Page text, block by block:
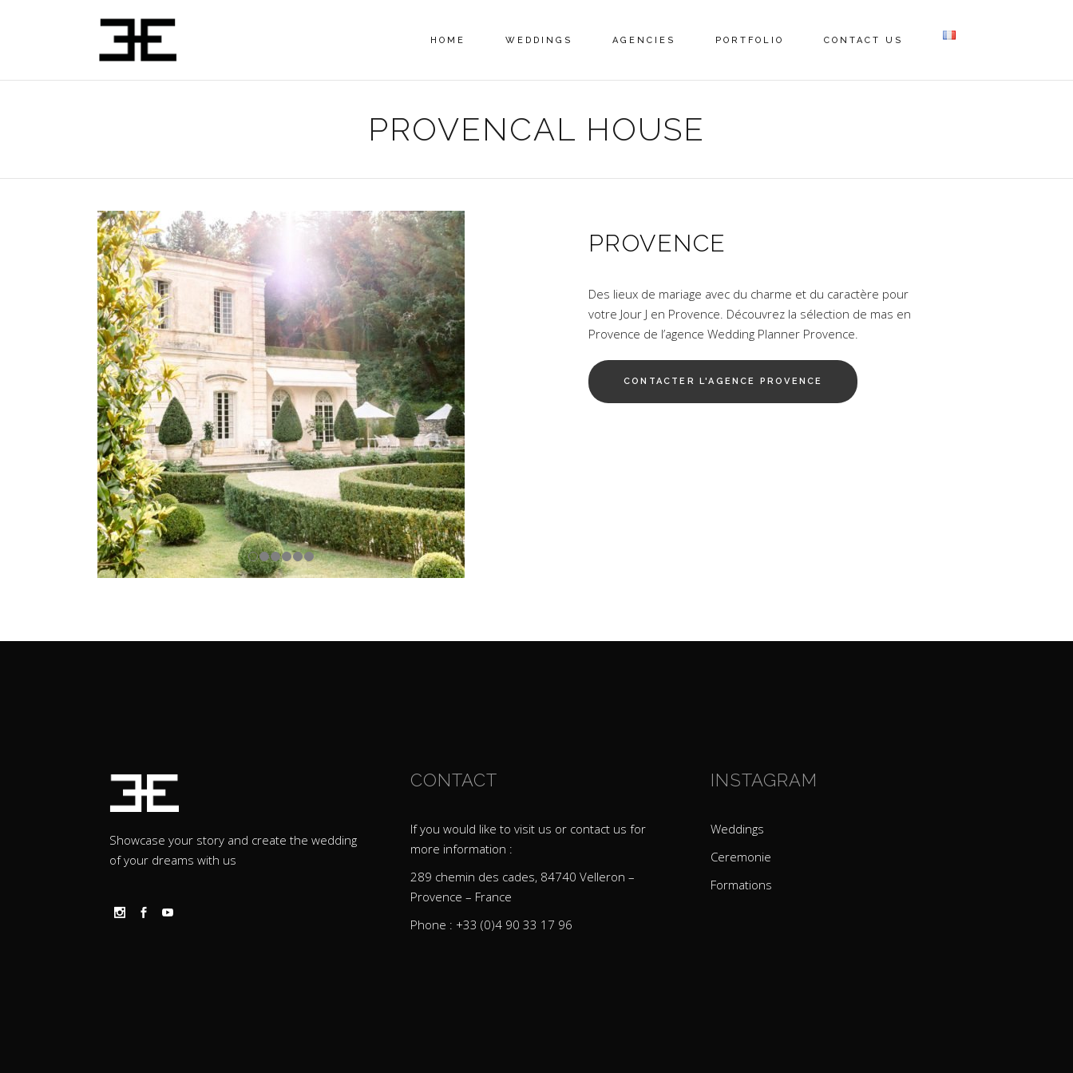
HOME WEDDINGS AGENCIES PORTFOLIO CONTACT US
PROVENCAL HOUSE
PROVENCE
Des lieux de mariage avec du charme et du caractère pour
votre Jour J en Provence. Découvrez la sélection de mas en
Provence de l’agence Wedding Planner Provence.
CONTACTER L'AGENCE PROVENCE
Showcase your story and create the wedding
of your dreams with us
CONTACT
If you would like to visit us or contact us for
more information :
289 chemin des cades, 84740 Velleron –
Provence – France
Phone : +33 (0)4 90 33 17 96
INSTAGRAM
Weddings
Ceremonie
Formations